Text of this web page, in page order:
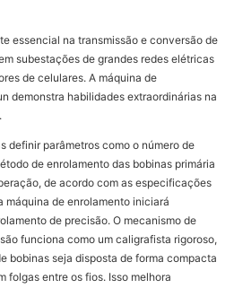
essencial na transmissão e conversão de
subestações de grandes redes elétricas
de celulares. A máquina de
demonstra habilidades extraordinárias na
definir parâmetros como o número de
de enrolamento das bobinas primária
de acordo com as especificações
máquina de enrolamento iniciará
de precisão. O mecanismo de
funciona como um caligrafista rigoroso,
bobinas seja disposta de forma compacta
folgas entre os fios. Isso melhora